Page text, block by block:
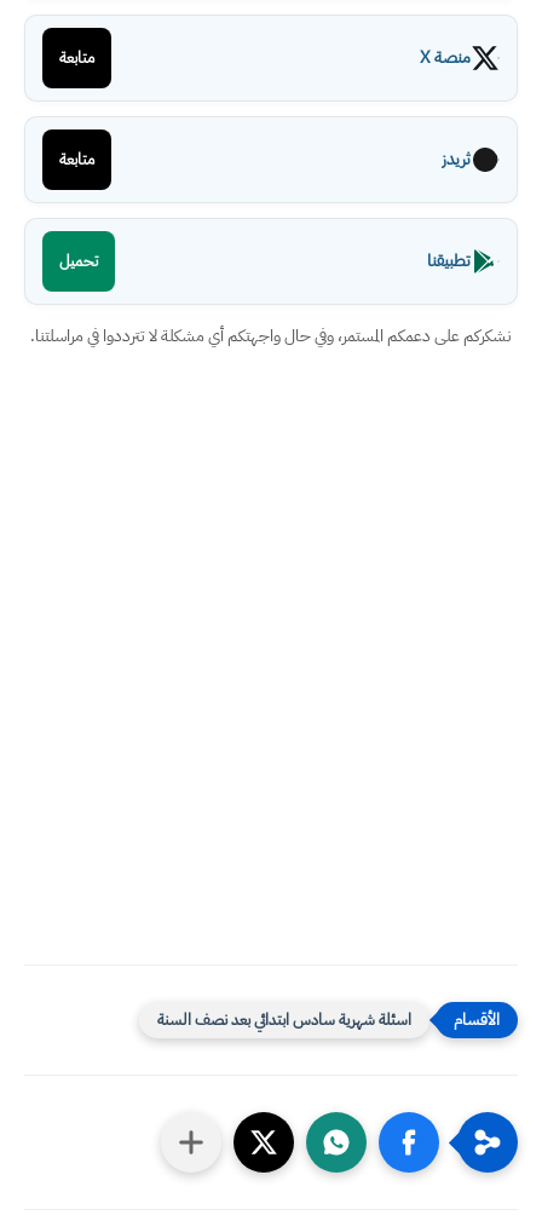
منصة X متابعة
ثريدز متابعة
تطبيقنا تحميل
نشكركم على دعمكم المستمر، وفي حال واجهتكم أي مشكلة لا تترددوا في مراسلتنا.
اسئلة شهرية سادس ابتدائي بعد نصف السنة